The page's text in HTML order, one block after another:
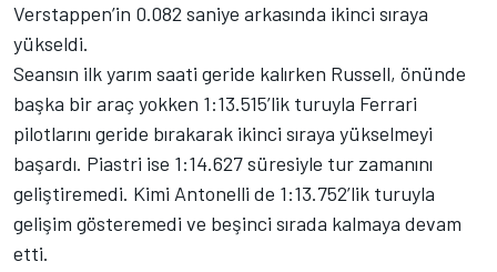
Verstappen’in 0.082 saniye arkasında ikinci sıraya
yükseldi.
Seansın ilk yarım saati geride kalırken Russell, önünde
başka bir araç yokken 1:13.515’lik turuyla Ferrari
pilotlarını geride bırakarak ikinci sıraya yükselmeyi
başardı. Piastri ise 1:14.627 süresiyle tur zamanını
geliştiremedi. Kimi Antonelli de 1:13.752’lik turuyla
gelişim gösteremedi ve beşinci sırada kalmaya devam
etti.